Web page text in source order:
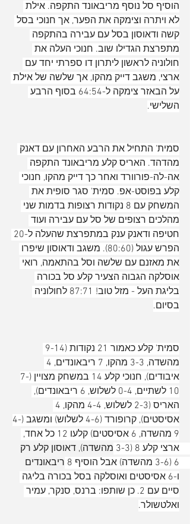
הוסיף סל נוסף מריבאונד התקפה. אילת
לא ויתרה וצימקה את הפער, אך חנוכי בסל
קשה ודאוסון בסל עם עבירה בהתקפה
מתפרצת הגדילו שוב. חנוכי העלה את
חולוניה לראשון ליתרון דו ספרתי יחד עם
ארצי, משגב דייק מהקו, אך שלשה של אילת
על הבאזר צימקה ל-64:54 בסוף הרבע
השלישי.
סמית' התחיל את הרבע האחרון עם דאנק
מהדהד. האריס קלע מריבאונד התקפה
אה-לה-פורוורד ואחר כך דייק מהקו, חנוכי
קלע בפוסט-אפ. סמית' סגר סופית את
המשחק עם 8 נקודות רצופות בדמות שני
מהלכים רצופים של סל עם עבירה ועוד
הפרש עגול (80:60). משגב ודאוסון שיפרו
את מאזנם עם שלשה וסל בהתאמה, רואי
אוסלקה הגבוה הצעיר קלע סל בכורה
בליגת העל - מזל טוב! 87:71 לחולוניה
בסיום.
איבודים), חנוכי קלע 14 במשחק מצויין (7-
10 לשתיים, 0-4 לשלוש, 6 ריבאונדים),
אסיסטים), קרופורד (4-6 לשלוש) ומשגב (4-
9 מהשדה, 6 אסיסטים) קלעו 12 כל אחד,
ארצי קלע 8 (3-3 מהשדה), דאוסון קלע רק
6 (3-6 מהשדה) אבל הוסיף 8 ריבאונדים
ו-6 אסיסטים ואוסלקה בסל בכורה בליגה
סיים עם 2. כן שותפו: ברנס, סנקר, עמיר
ואלטשולר.